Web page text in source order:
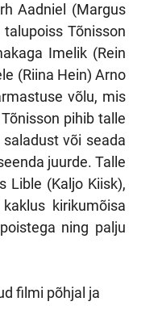
Aadniel (Margus
Tõnisson
Imelik (Rein
(Riina Hein) Arno
võlu, mis
pihib talle
või seada
juurde. Talle
Lible (Kaljo Kiisk),
kirikumõisa
ning palju
filmi põhjal ja